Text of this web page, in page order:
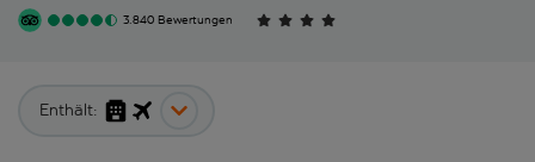
3.840 Bewertungen
Enthält: